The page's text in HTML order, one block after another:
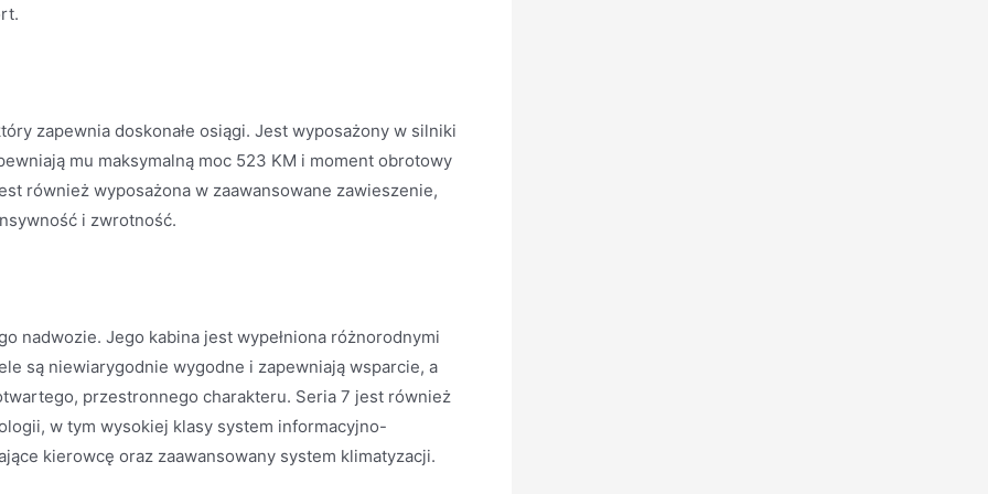
zapewnia doskonałe osiągi. Jest wyposażony w silniki
mu maksymalną moc 523 KM i moment obrotowy
również wyposażona w zaawansowane zawieszenie,
i zwrotność.
nadwozie. Jego kabina jest wypełniona różnorodnymi
są niewiarygodnie wygodne i zapewniają wsparcie, a
przestronnego charakteru. Seria 7 jest również
w tym wysokiej klasy system informacyjno-
kierowcę oraz zaawansowany system klimatyzacji.